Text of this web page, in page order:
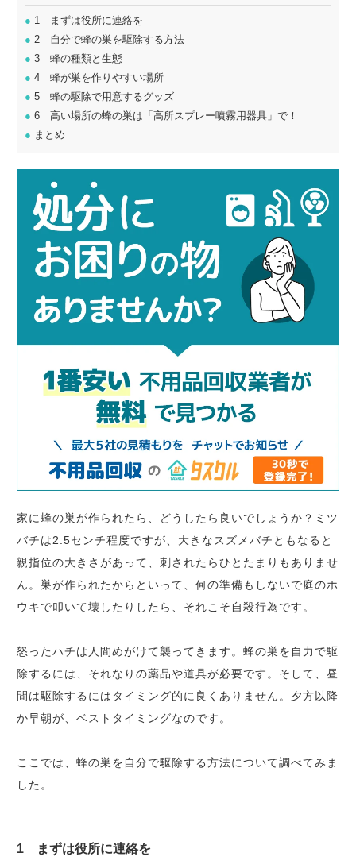
● 1 まずは役所に連絡を
● 2 自分で蜂の巣を駆除する方法
● 3 蜂の種類と生態
● 4 蜂が巣を作りやすい場所
● 5 蜂の駆除で用意するグッズ
● 6 高い場所の蜂の巣は「高所スプレー噴霧用器具」で！
● まとめ
家に蜂の巣が作られたら、どうしたら良いでしょうか？ミツ
バチは2.5センチ程度ですが、大きなスズメバチともなると
親指位の大きさがあって、刺されたらひとたまりもありませ
ん。巣が作られたからといって、何の準備もしないで庭のホ
ウキで叩いて壊したりしたら、それこそ自殺行為です。
怒ったハチは人間めがけて襲ってきます。蜂の巣を自力で駆
除するには、それなりの薬品や道具が必要です。そして、昼
間は駆除するにはタイミング的に良くありません。夕方以降
か早朝が、ベストタイミングなのです。
ここでは、蜂の巣を自分で駆除する方法について調べてみま
した。
1 まずは役所に連絡を